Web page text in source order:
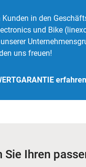
in den
und Bike
uns freuen!
erfahren
Sie Ihren